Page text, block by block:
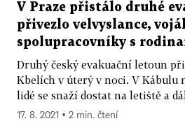
V Praze přistálo druhé
přivezlo velvyslance,
spolupracovníky s
Druhý český evakuační letoun
Kbelích v úterý v noci. V Kábulu
lidé se snaží dostat na letiště a
17. 8. 2021 ▪ 2 min. čtení